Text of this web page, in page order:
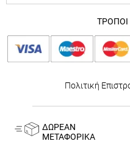
Πολιτική
ΔΩΡΕΑΝ
ΜΕΤΑΦΟΡΙΚΑ